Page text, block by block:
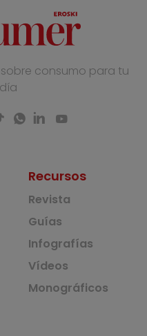
consumo para tu
Recursos
Revista
Guías
Infografías
Vídeos
Monográficos